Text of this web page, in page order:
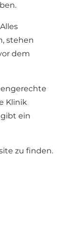
stehen
dem
Klinik
ein
zu finden.